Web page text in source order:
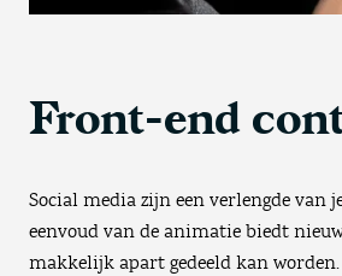
Front-end
Social media zijn een verlengde van
eenvoud van de animatie biedt
makkelijk apart gedeeld kan